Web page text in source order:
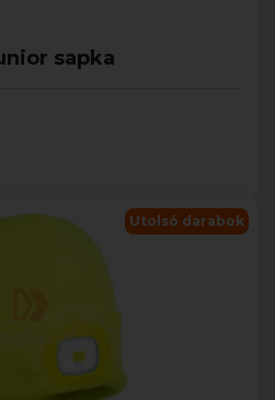
sapka
Utolsó darabok